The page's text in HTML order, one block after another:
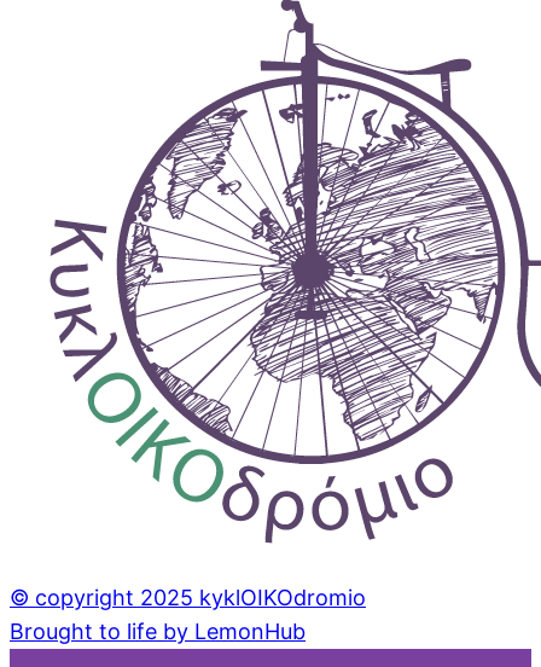
© copyright 2025 kyklOIKOdromio
Brought to life by LemonHub